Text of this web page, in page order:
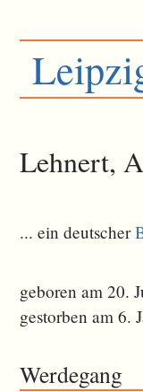
Lehnert,
... ein deutscher
geboren am 20.
gestorben am 6.
Werdegang